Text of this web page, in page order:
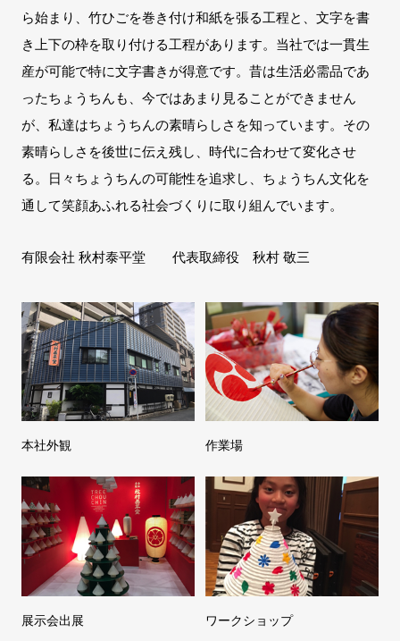
ら始まり、竹ひごを巻き付け和紙を張る工程と、文字を書
き上下の枠を取り付ける工程があります。当社では一貫生
産が可能で特に文字書きが得意です。昔は生活必需品であ
ったちょうちんも、今ではあまり見ることができません
が、私達はちょうちんの素晴らしさを知っています。その
素晴らしさを後世に伝え残し、時代に合わせて変化させ
る。日々ちょうちんの可能性を追求し、ちょうちん文化を
通して笑顔あふれる社会づくりに取り組んでいます。
有限会社 秋村泰平堂 代表取締役 秋村 敬三
本社外観 作業場
展示会出展 ワークショップ